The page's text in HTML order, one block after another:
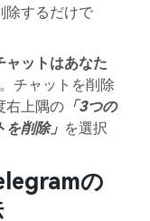
除するだけで
ャットはあなた
。チャットを削除
右上隅の 「3つの
を削除」 を選択
の